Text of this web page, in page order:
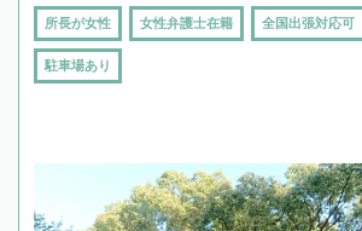
所長が女性 女性弁護士在籍 全国出張対応可
駐車場あり